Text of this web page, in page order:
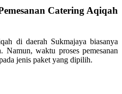
Catering Aqiqah
di daerah Sukmajaya biasanya
waktu proses pemesanan
jenis paket yang dipilih.